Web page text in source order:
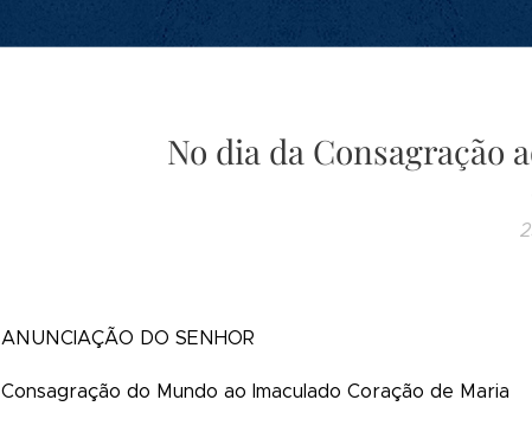
No dia da Consagração
ANUNCIAÇÃO DO SENHOR
Consagração do Mundo ao Imaculado Coração de Maria